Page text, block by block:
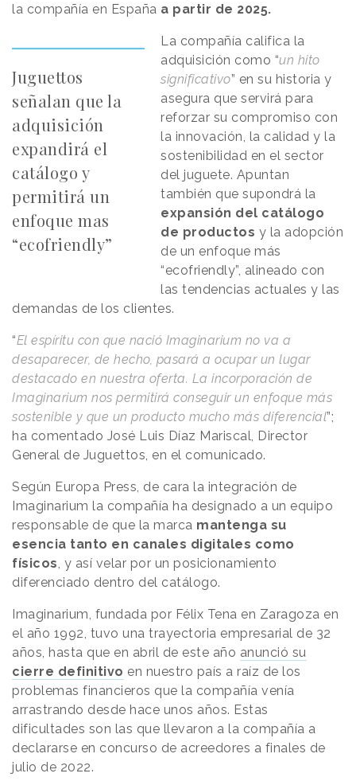
la compañía en España a partir de 2025.
Juguettos
señalan que la
adquisición
expandirá el
catálogo y
permitirá un
enfoque mas
“ecofriendly”
La compañía califica la
adquisición como “un hito
significativo” en su historia y
asegura que servirá para
reforzar su compromiso con
la innovación, la calidad y la
sostenibilidad en el sector
del juguete. Apuntan
también que supondrá la
expansión del catálogo
de productos y la adopción
de un enfoque más
“ecofriendly”, alineado con
las tendencias actuales y las
demandas de los clientes.
“El espíritu con que nació Imaginarium no va a
desaparecer, de hecho, pasará a ocupar un lugar
destacado en nuestra oferta. La incorporación de
Imaginarium nos permitirá conseguir un enfoque más
sostenible y que un producto mucho más diferencial”;
ha comentado José Luis Díaz Mariscal, Director
General de Juguettos, en el comunicado.
Según Europa Press, de cara la integración de
Imaginarium la compañía ha designado a un equipo
responsable de que la marca mantenga su
esencia tanto en canales digitales como
físicos , y así velar por un posicionamiento
diferenciado dentro del catálogo.
Imaginarium, fundada por Félix Tena en Zaragoza en
el año 1992, tuvo una trayectoria empresarial de 32
años, hasta que en abril de este año anunció su
cierre definitivo en nuestro país a raíz de los
problemas financieros que la compañía venía
arrastrando desde hace unos años. Estas
dificultades son las que llevaron a la compañía a
declararse en concurso de acreedores a finales de
julio de 2022.